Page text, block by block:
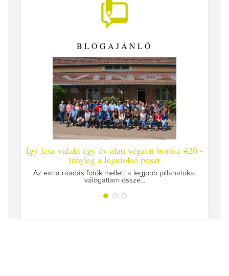
BLOGAJÁNLÓ
Így lesz valaki egy év alatt végzett borász #26 -
tényleg a legutolsó poszt
Az extra ráadás fotók mellett a legjobb pillanatokat
válogattam össze...